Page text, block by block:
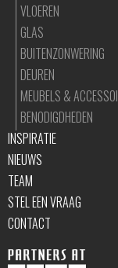
VLOEREN
GLAS
BUITENZONWERING
DEUREN
MEUBELS &
BENODIGDHEDEN
INSPIRATIE
NIEUWS
TEAM
STEL EEN VRAAG
CONTACT